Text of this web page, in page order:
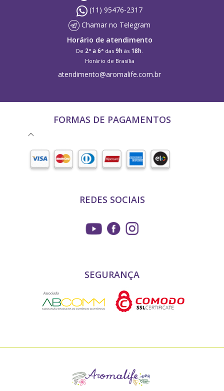
(11) 95476-2317
Chamar no Telegram
Horário de atendimento
De 2ª a 6ª das 9h às 18h.
Horário de Brasília
atendimento@aromalife.com.br
FORMAS DE PAGAMENTOS
REDES SOCIAIS
SEGURANÇA